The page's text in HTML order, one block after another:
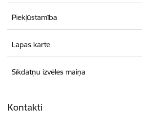
Piekļūstamība
Lapas karte
Sīkdatņu izvēles maiņa
Kontakti